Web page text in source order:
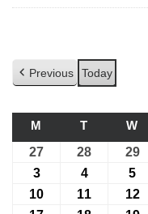
Previous Today
M ПОНЕДІЛОК
T ВІВТОРОК
W
27 27.07.2026
28 29
303.08.2026
404.08.2026
5
10 10.08.2026
11 11.08.2026
12